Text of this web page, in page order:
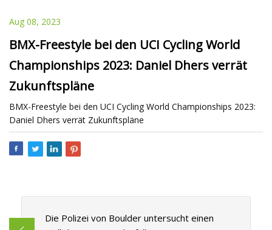
Aug 08, 2023
BMX-Freestyle bei den UCI Cycling World
Championships 2023: Daniel Dhers verrät
Zukunftspläne
BMX-Freestyle bei den UCI Cycling World Championships 2023:
Daniel Dhers verrät Zukunftspläne
Die Polizei von Boulder untersucht einen